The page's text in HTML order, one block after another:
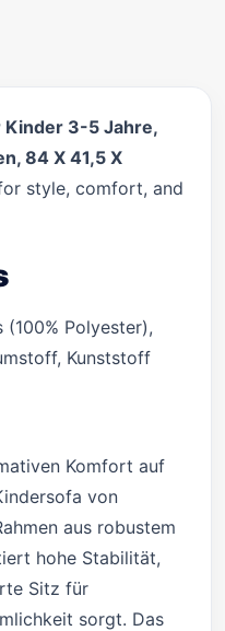
Kinder 3-5 Jahre,
84 X 41,5 X
style, comfort, and
(100% Polyester),
Kunststoff
Komfort auf
von
aus robustem
hohe Stabilität,
Sitz für
sorgt. Das